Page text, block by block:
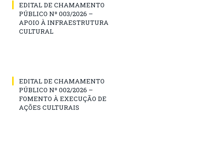
EDITAL DE CHAMAMENTO
PÚBLICO Nº 003/2026 –
APOIO À INFRAESTRUTURA
CULTURAL
EDITAL DE CHAMAMENTO
PÚBLICO Nº 002/2026 –
FOMENTO À EXECUÇÃO DE
AÇÕES CULTURAIS